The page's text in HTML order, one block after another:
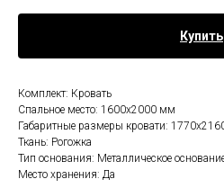
Купить
Комплект: Кровать
Спальное место: 1600х2000 мм
Габаритные размеры кровати:
Ткань: Рогожка
Тип основания: Металлическое
Место хранения: Да